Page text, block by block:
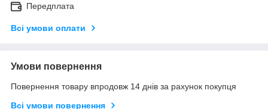
Передплата
Всі умови оплати
Умови повернення
Повернення товару впродовж 14 днів за рахунок покупця
Всі умови повернення